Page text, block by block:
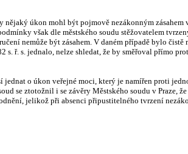
úkon mohl být pojmově nezákonným zásahem
však dle městského soudu stěžovatelem
nemůže být zásahem. V daném případě bylo
ř. s. jednalo, nelze shledat, že by směřoval přímo
o úkon veřejné moci, který je namířen proti
se ztotožnil i se závěry Městského soudu v Praze,
jelikož při absenci připustitelného tvrzení